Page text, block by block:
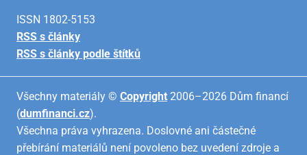
ISSN 1802-5153
RSS s články
RSS s články podle štítků
Všechny materiály © Copyright 2006–2026 Dům financí
(dumfinanci.cz).
Všechna práva vyhrazena. Doslovné ani částečné
přebírání materiálů není povoleno bez uvedení zdroje a